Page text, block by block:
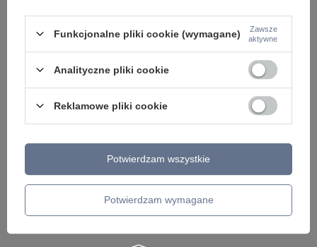
105,00 zł / szt. 75,00 zł / szt.
Funkcjonalne pliki cookie (wymagane)
Zawsze
aktywne
Analityczne pliki cookie
Reklamowe pliki cookie
Potwierdzam wymagane
Potwierdzam wszystkie